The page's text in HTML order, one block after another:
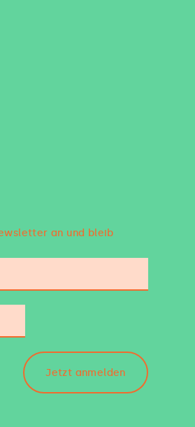
an und bleib
Jetzt anmelden